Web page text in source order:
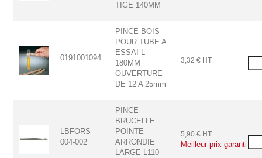
TIGE 140MM
0191001094
PINCE BOIS
POUR TUBE A
ESSAI L
180MM
OUVERTURE
DE 12 A 25mm
3,32 € HT
LBFORS-
004-002
PINCE
BRUCELLE
POINTE
ARRONDIE
LARGE L110
5,90 € HT